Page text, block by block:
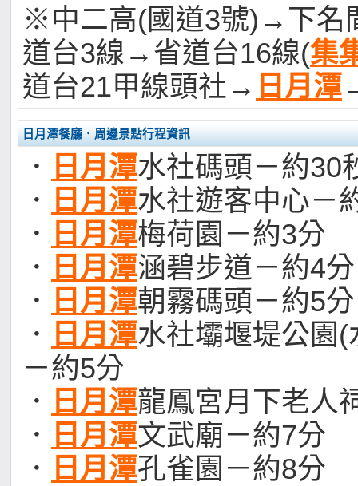
※中二高(國道3號)→下名
道台3線→省道台16線(集
道台21甲線頭社→ 日月潭
日月潭餐廳．周邊景點行程資訊
． 日月潭水社碼頭－約30
．
日月潭水社遊客中心－
．
日月潭梅荷園－約3分
．
日月潭涵碧步道－約4分
．
日月潭朝霧碼頭－約5分
．
日月潭水社壩堰堤公園
－約5分
．
日月潭龍鳳宮月下老人
．
日月潭文武廟－約7分
．
日月潭孔雀園－約8分